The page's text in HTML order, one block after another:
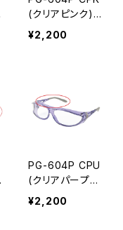
(クリアピンク)
パーツ 左テンプ
¥2,200
PG-604P CPU
(クリアパープ
ル) パーツ 右テ
ンプル
¥2,200